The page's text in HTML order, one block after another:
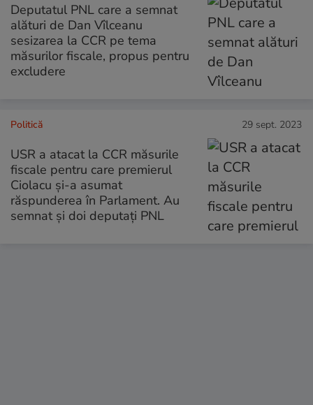
Deputatul PNL care a semnat
alături de Dan Vîlceanu
sesizarea la CCR pe tema
măsurilor fiscale, propus pentru
excludere
Politică 29 sept. 2023
USR a atacat la CCR măsurile
fiscale pentru care premierul
Ciolacu şi-a asumat
răspunderea în Parlament. Au
semnat și doi deputați PNL